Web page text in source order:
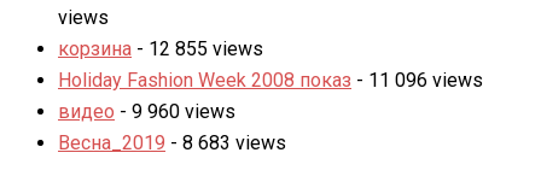
views
корзина - 12 855 views
Holiday Fashion Week 2008 показ - 11 096 views
видео - 9 960 views
Весна_2019 - 8 683 views